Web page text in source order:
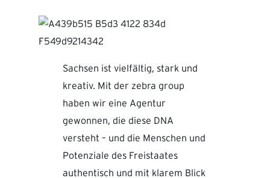
Sachsen ist vielfältig, stark und
kreativ. Mit der zebra group
haben wir eine Agentur
gewonnen, die diese DNA
versteht – und die Menschen und
Potenziale des Freistaates
authentisch und mit klarem Blick